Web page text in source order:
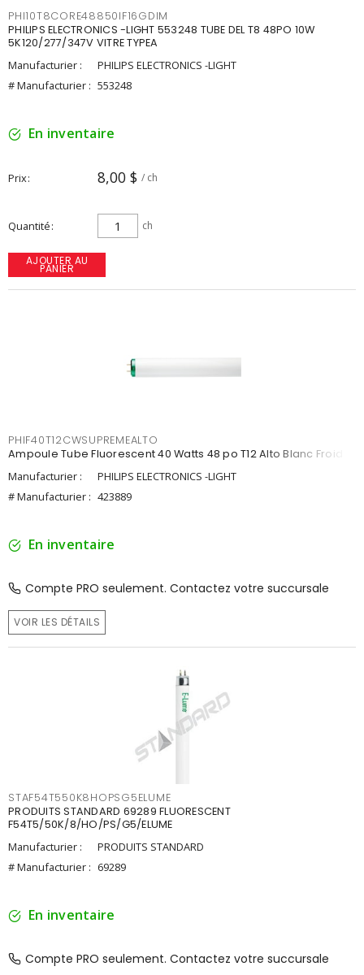
PHI10T8CORE48850IF16GDIM
PHILIPS ELECTRONICS -LIGHT 553248 TUBE DEL T8 48PO 10W
5K120/277/347V VITRE TYPEA
Manufacturier :
PHILIPS ELECTRONICS -LIGHT
# Manufacturier : 553248
En inventaire
Prix 8,00 $ / ch
Quantité ch
AJOUTER AU
PANIER
PHIF40T12CWSUPREMEALTO
Ampoule Tube Fluorescent 40 Watts 48 po T12 Alto Blanc Froid
Manufacturier :
PHILIPS ELECTRONICS -LIGHT
# Manufacturier : 423889
En inventaire
Compte PRO seulement. Contactez votre succursale
VOIR LES DÉTAILS
STAF54T550K8HOPSG5ELUME
PRODUITS STANDARD 69289 FLUORESCENT
F54T5/50K/8/HO/PS/G5/ELUME
Manufacturier :
PRODUITS STANDARD
# Manufacturier : 69289
En inventaire
Compte PRO seulement. Contactez votre succursale